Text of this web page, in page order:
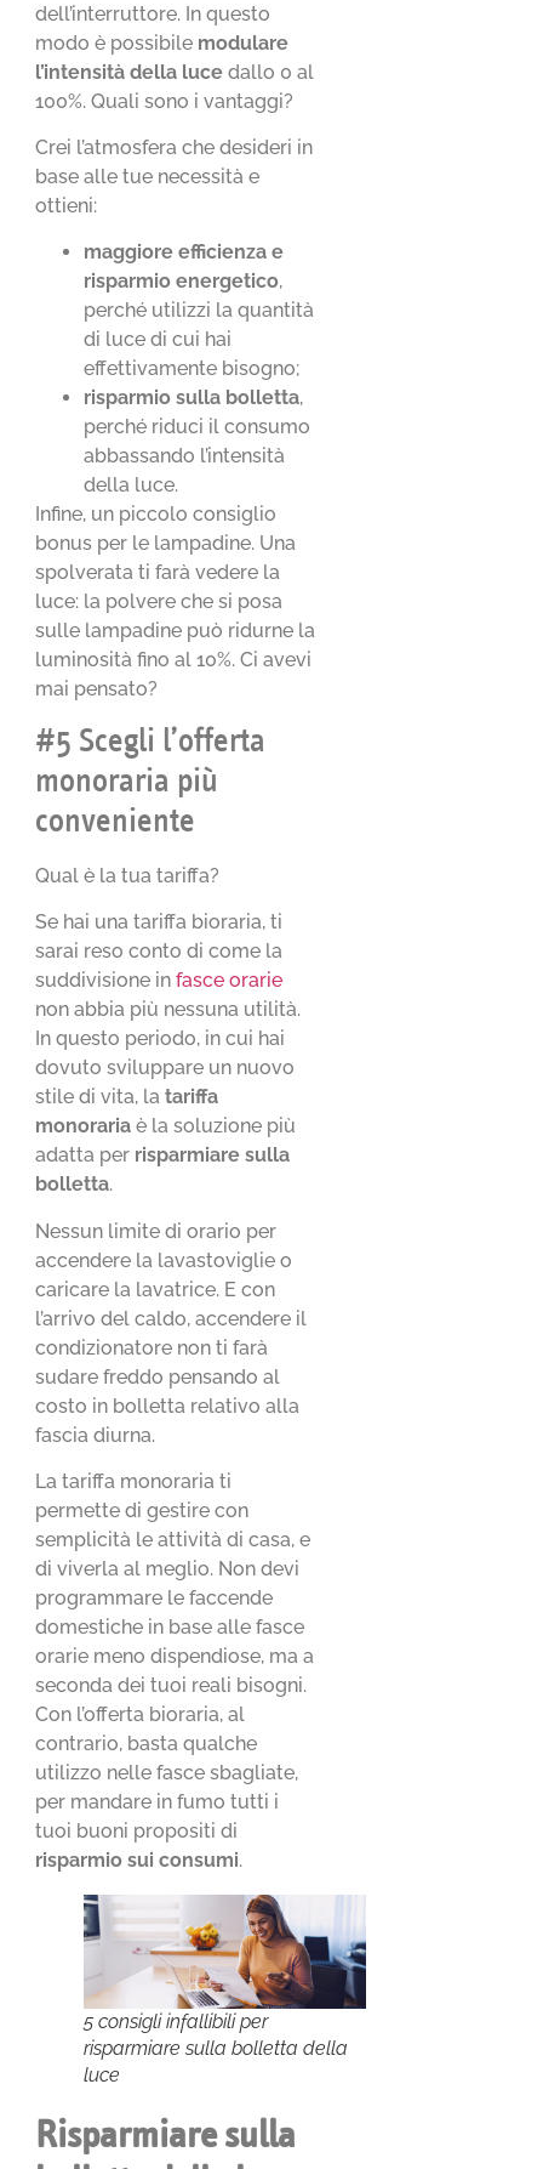
dell’interruttore. In questo
modo è possibile modulare
l’intensità della luce dallo 0 al
100%. Quali sono i vantaggi?
Crei l’atmosfera che desideri in
base alle tue necessità e
ottieni:
maggiore efficienza e
risparmio energetico,
perché utilizzi la quantità
di luce di cui hai
effettivamente bisogno;
risparmio sulla bolletta,
perché riduci il consumo
abbassando l’intensità
della luce.
Infine, un piccolo consiglio
bonus per le lampadine. Una
spolverata ti farà vedere la
luce: la polvere che si posa
sulle lampadine può ridurne la
luminosità fino al 10%. Ci avevi
mai pensato?
#5 Scegli l’offerta
monoraria più
conveniente
Qual è la tua tariffa?
Se hai una tariffa bioraria, ti
sarai reso conto di come la
suddivisione infasce orarie
non abbia più nessuna utilità.
In questo periodo, in cui hai
dovuto sviluppare un nuovo
stile di vita, latariffa
monoraria è la soluzione più
adatta per risparmiare sulla
bolletta.
Nessun limite di orario per
accendere la lavastoviglie o
caricare la lavatrice. E con
l’arrivo del caldo, accendere il
condizionatore non ti farà
sudare freddo pensando al
costo in bolletta relativo alla
fascia diurna.
La tariffa monoraria ti
permette di gestire con
semplicità le attività di casa, e
di viverla al meglio. Non devi
programmare le faccende
domestiche in base alle fasce
orarie meno dispendiose, ma a
seconda dei tuoi reali bisogni.
Con l’offerta bioraria, al
contrario, basta qualche
utilizzo nelle fasce sbagliate,
per mandare in fumo tutti i
tuoi buoni propositi di
risparmio sui consumi.
5 consigli infallibili per
risparmiare sulla bolletta della
luce
Risparmiare sulla